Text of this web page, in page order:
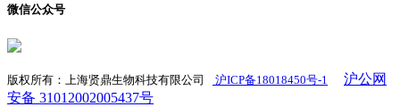
微信公众号
版权所有：上海贤鼎生物科技有限公司 沪ICP备18018450号-1
沪公网
安备 31012002005437号